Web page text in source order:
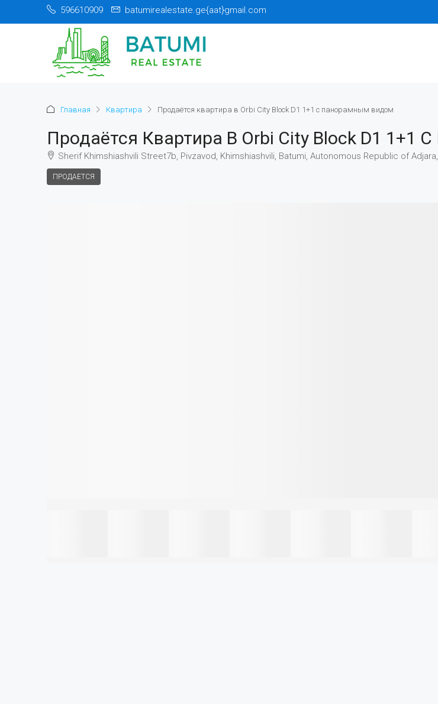
596610909 batumirealestate.ge{aat}gmail.com
Главная Квартира Продаётся квартира в Orbi City Block D1 1+1 с панорамным видом
Продаётся Квартира В Orbi City Block D1
Sherif Khimshiashvili Street7b, Pivzavod, Khimshiashvili, Batumi, Autonomous Republic of
ПРОДАЕТСЯ